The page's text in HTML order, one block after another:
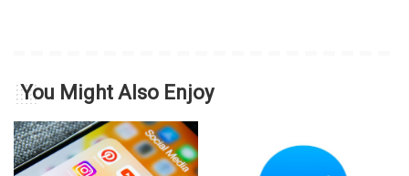
You Might Also Enjoy